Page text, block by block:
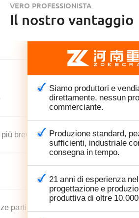
VERO PROFESSIONISTA
Il nostro vantaggio
brevi
parti
Siamo produttori e
direttamente, nessun
commerciante.
Produzione standard,
sufficienti, industriale
consegna in tempo.
21 anni di esperienza
progettazione e
produttiva di oltre 10.000